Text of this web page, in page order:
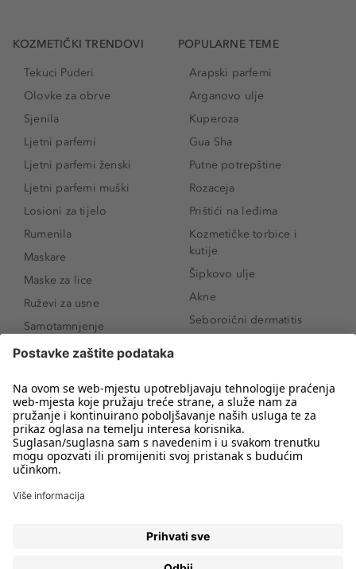
KOZMETIČKI TRENDOVI
Tekuci Puderi
Olovke za obrve
Sjenila
Ljetni parfemi
Ljetni parfemi ženski
Ljetni parfemi muški
Losioni za tijelo
Rumenila
Maskare
Maske za lice
Ruževi za usne
Samotamnjenje
Puderi
Proizvodi za obrve
Sunce i zaštita
Serumi za lice
Proizvodi za čišćenje lica
POPULARNE TEME
Arapski parfemi
Arganovo ulje
Kuperoza
Gua Sha
Putne potrepštine
Rozaceja
Prištići na leđima
Kozmetičke torbice i
kutije
Šipkovo ulje
Akne
Seboroični dermatitis
Novo
Koji mi parfem
odgovara?
Kako našminkati oči da
Kako ukloniti mitesere